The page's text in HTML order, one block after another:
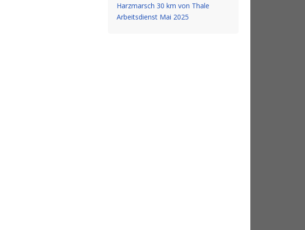
Harzmarsch 30 km von Thale
Arbeitsdienst Mai 2025